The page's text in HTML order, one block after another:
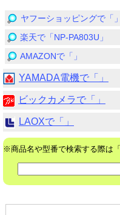
ヤフーショッピングで「」
楽天で「NP-PA803U」
AMAZONで「」
YAMADA電機で「」
ビックカメラで「」
LAOXで「」
※商品名や型番で検索する際は